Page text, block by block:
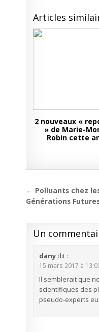
Articles
2 nouveaux «
» de Marie-
Robin cette
de
l’article
← Polluants chez
Générations
Un
dany dit :
15 mars 2017 à
Il semblerait que
scientifiques des
pseudo-experts